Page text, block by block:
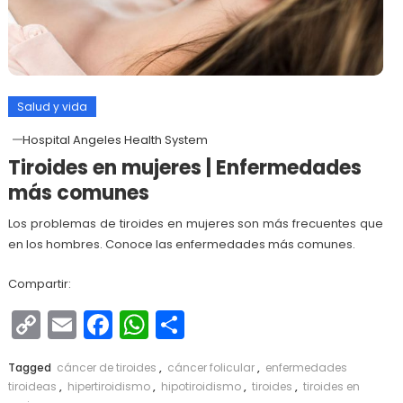
Salud y vida
Hospital Angeles Health System
Tiroides en mujeres | Enfermedades
más comunes
Los problemas de tiroides en mujeres son más frecuentes que
en los hombres. Conoce las enfermedades más comunes.
Compartir:
Copy
Link
EmailFacebook
WhatsApp
Compartir
Tagged cáncer de tiroides , cáncer folicular, enfermedades
tiroideas , hipertiroidismo, hipotiroidismo, tiroides , tiroides en